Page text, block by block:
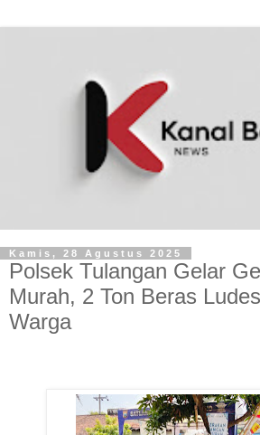
Kamis, 28 Agustus 2025
Polsek Tulangan Gelar
Murah, 2 Ton Beras
Warga